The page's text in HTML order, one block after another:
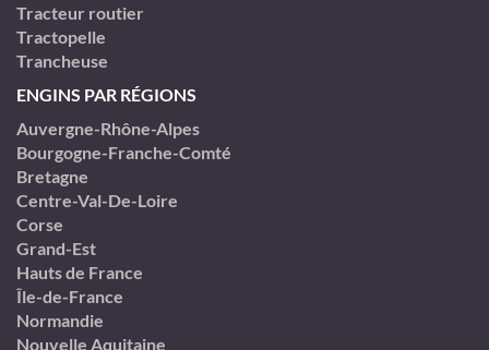
Tracteur routier
Tractopelle
Trancheuse
ENGINS PAR RÉGIONS
Auvergne-Rhône-Alpes
Bourgogne-Franche-Comté
Bretagne
Centre-Val-De-Loire
Corse
Grand-Est
Hauts de France
Île-de-France
Normandie
Nouvelle Aquitaine